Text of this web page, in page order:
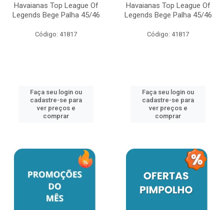
Havaianas Top League Of
Legends Bege Palha 45/46
Código: 41817
Faça seu login ou
cadastre-se para
ver preços e
comprar
Havaianas Top League Of
Legends Bege Palha 45/46
Código: 41817
Faça seu login ou
cadastre-se para
ver preços e
comprar